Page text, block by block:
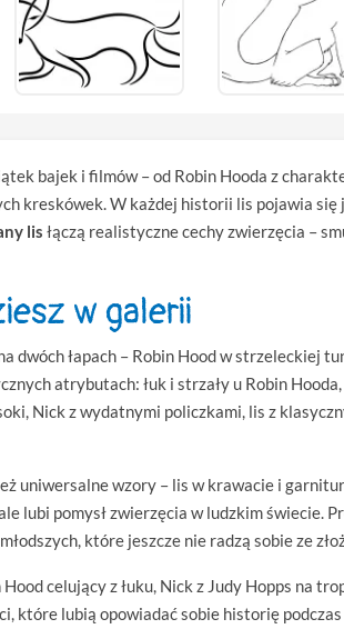
bajek i filmów – od Robin Hooda z
kreskówek. W każdej historii lis pojawia
lis łączą realistyczne cechy zwierzęcia –
w galerii
dwóch łapach – Robin Hood w strzeleckiej
atrybutach: łuk i strzały u Robin
Nick z wydatnymi policzkami, lis z
uniwersalne wzory – lis w krawacie i
lubi pomysł zwierzęcia w ludzkim świecie.
które jeszcze nie radzą sobie ze
celujący z łuku, Nick z Judy Hopps na
które lubią opowiadać sobie historię